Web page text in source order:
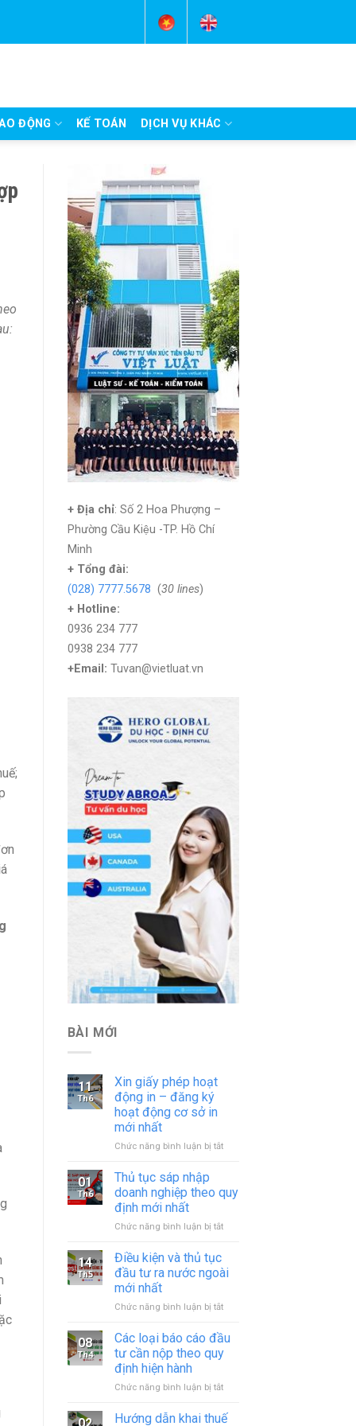
ĐỘNG KẾ TOÁN DỊCH VỤ KHÁC
+ Địa chỉ: Số 2 Hoa Phượng –
Phường Cầu Kiệu -TP. Hồ Chí
Minh
+ Tổng đài:
(028) 7777.5678 (30 lines)
+ Hotline:
0936 234 777
0938 234 777
+Email: Tuvan@vietluat.vn
BÀI MỚI
11
Th6
Xin giấy phép hoạt
động in – đăng ký
hoạt động cơ sở in
mới nhất
Chức năng bình luận bị tắtở
hoạt
in
ký
hoạt
cơ
in
mới
01
Th6
Thủ tục sáp nhập
doanh nghiệp theo quy
định mới nhất
Chức năng bình luận bị tắtở
sáp
nhập
nghiệp
quy
14
Th5
Điều kiện và thủ tục
đầu tư ra nước ngoài
mới nhất
Chức năng bình luận bị tắtở
kiện
đầu
ra
08
Th4
Các loại báo cáo đầu
tư cần nộp theo quy
định hiện hành
Chức năng bình luận bị tắtở
loại
02
Hướng dẫn khai thuế